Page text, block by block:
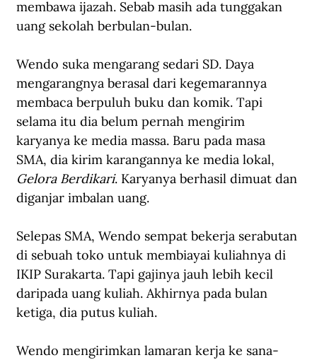
membawa ijazah. Sebab masih ada tunggakan
uang sekolah berbulan-bulan.
Wendo suka mengarang sedari SD. Daya
mengarangnya berasal dari kegemarannya
membaca berpuluh buku dan komik. Tapi
selama itu dia belum pernah mengirim
karyanya ke media massa. Baru pada masa
SMA, dia kirim karangannya ke media lokal,
Gelora Berdikari. Karyanya berhasil dimuat dan
diganjar imbalan uang.
Selepas SMA, Wendo sempat bekerja serabutan
di sebuah toko untuk membiayai kuliahnya di
IKIP Surakarta. Tapi gajinya jauh lebih kecil
daripada uang kuliah. Akhirnya pada bulan
ketiga, dia putus kuliah.
Wendo mengirimkan lamaran kerja ke sana-